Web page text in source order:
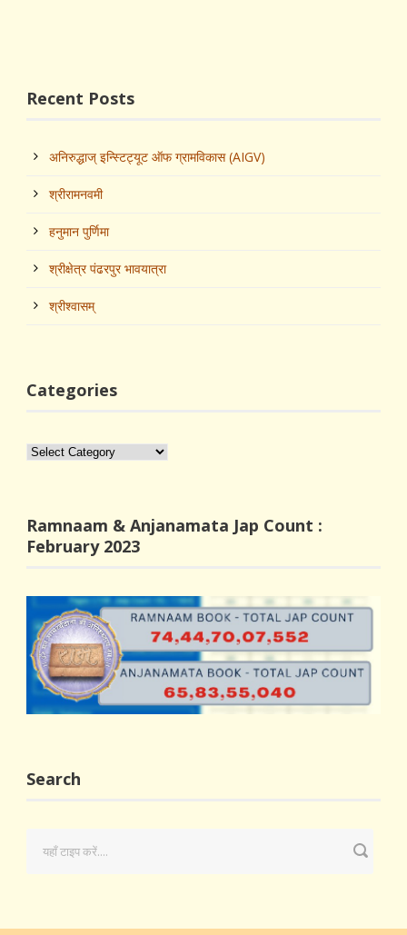
Recent Posts
अनिरुद्धाज्‌ इन्स्टिट्यूट ऑफ ग्रामविकास (AIGV)
श्रीरामनवमी
हनुमान पुर्णिमा
श्रीक्षेत्र पंढरपुर भावयात्रा
श्रीश्‍वासम्
Categories
Categories
Ramnaam & Anjanamata Jap Count :
February 2023
Search